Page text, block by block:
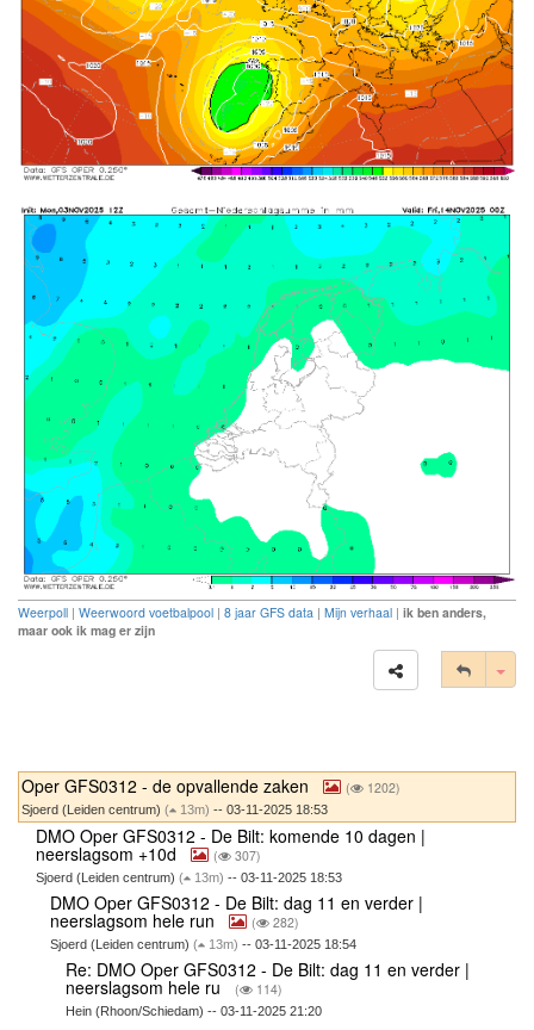
Weerpoll | Weerwoord voetbalpool | 8 jaar GFS data | Mijn verhaal | ik ben anders,
maar ook ik mag er zijn
Oper GFS0312 - de opvallende zaken ( 1202)
Sjoerd (Leiden centrum) ( 13m) -- 03-11-2025 18:53
DMO Oper GFS0312 - De Bilt: komende 10 dagen |
neerslagsom +10d ( 307)
Sjoerd (Leiden centrum) ( 13m) -- 03-11-2025 18:53
DMO Oper GFS0312 - De Bilt: dag 11 en verder |
neerslagsom hele run ( 282)
Sjoerd (Leiden centrum)( 13m) -- 03-11-2025 18:54
Re: DMO Oper GFS0312 - De Bilt: dag 11 en verder |
neerslagsom hele ru ( 114)
Hein (Rhoon/Schiedam) -- 03-11-2025 21:20